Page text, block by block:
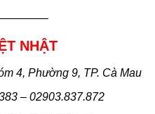
NHẬT
4, Phường 9, TP. Cà Mau
– 02903.837.872